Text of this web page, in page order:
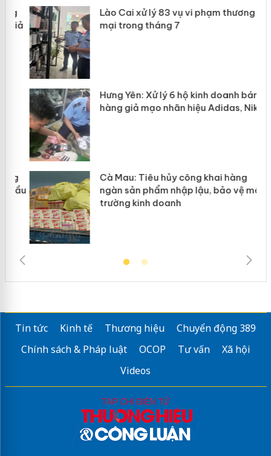
Lào Cai xử lý 83 vụ vi phạm thương
mại trong tháng 7
Hưng Yên: Xử lý 6 hộ kinh doanh bán
hàng giả mạo nhãn hiệu Adidas, Nike
Cà Mau: Tiêu hủy công khai hàng
ngàn sản phẩm nhập lậu, bảo vệ môi
trường kinh doanh
Tin tức Kinh tế Thương hiệu
Chuyển động 389
Chính sách & Pháp luật
OCOP Tư vấn
Xã hội
Videos